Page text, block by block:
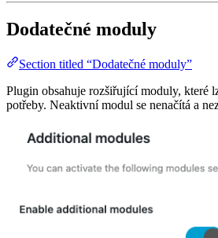
Dodatečné moduly
Section titled “Dodatečné moduly”
Plugin obsahuje rozšiřující moduly, které
potřeby. Neaktivní modul se nenačítá a